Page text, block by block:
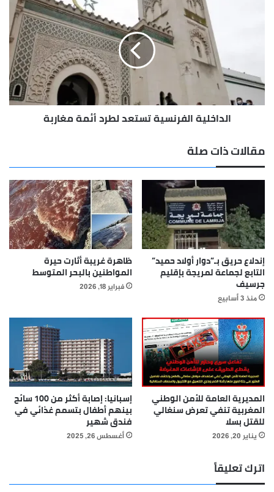
الداخلية الفرنسية تستعد لطرد أئمة مغاربة
مقالات ذات صلة
إندلاع حريق بـ”دوار أولاد حميد”
التابع لجماعة لمريجة بإقليم
جرسيف
منذ 3 أسابيع
ظاهرة غريبة أثارت حيرة
المواطنين بالبحر المتوسط
فبراير 18, 2026
المديرية العامة للأمن الوطني
المغربية تنفي تعرض سنغالي
للقتل بسلا
يناير 20, 2026
إسبانيا: إصابة أكثر من 100 سائح
بينهم أطفال بتسمم غذائي في
فندق شهير
أغسطس 26, 2025
اترك تعليقاً